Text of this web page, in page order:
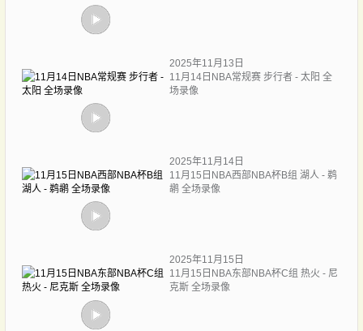
2025年11月13日
11月14日NBA常规赛 步行者 - 太阳 全
场录像
2025年11月14日
11月15日NBA西部NBA杯B组 湖人 - 鹈
鹕 全场录像
2025年11月15日
11月15日NBA东部NBA杯C组 热火 - 尼
克斯 全场录像